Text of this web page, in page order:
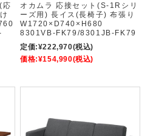
応
オカムラ 応接セット(S-1Rシリ
ーズ用) 長イス(長椅子) 布張り
W1720×D740×H680
8301VB-FK79/8301JB-FK79
定価:¥222,970(税込)
価格:¥154,990(税込)